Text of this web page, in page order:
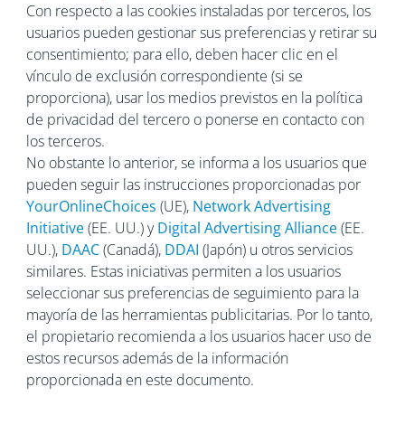
Con respecto a las cookies instaladas por terceros, los
usuarios pueden gestionar sus preferencias y retirar su
consentimiento; para ello, deben hacer clic en el
vínculo de exclusión correspondiente (si se
proporciona), usar los medios previstos en la política
de privacidad del tercero o ponerse en contacto con
los terceros.
No obstante lo anterior, se informa a los usuarios que
pueden seguir las instrucciones proporcionadas por
YourOnlineChoices (UE), Network Advertising
Initiative(EE. UU.) yDigital Advertising Alliance(EE.
UU.), DAAC(Canadá), DDAI (Japón) u otros servicios
similares. Estas iniciativas permiten a los usuarios
seleccionar sus preferencias de seguimiento para la
mayoría de las herramientas publicitarias. Por lo tanto,
el propietario recomienda a los usuarios hacer uso de
estos recursos además de la información
proporcionada en este documento.